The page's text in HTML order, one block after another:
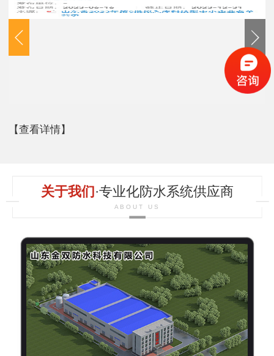
【查看详情】
关于我们 ·专业化防水系统供应商
ABOUT US